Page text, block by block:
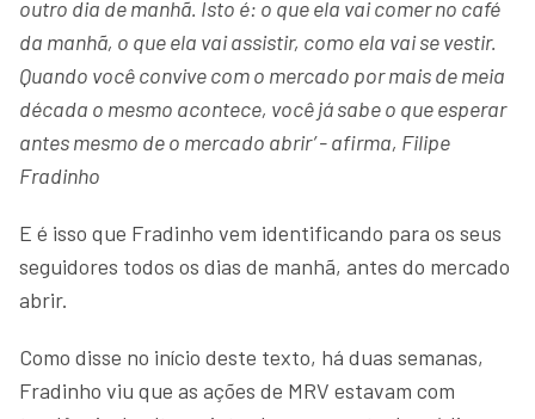
outro dia de manhã. Isto é: o que ela vai comer no café
da manhã, o que ela vai assistir, como ela vai se vestir.
Quando você convive com o mercado por mais de meia
década o mesmo acontece, você já sabe o que esperar
antes mesmo de o mercado abrir’ - afirma, Filipe
Fradinho
E é isso que Fradinho vem identificando para os seus
seguidores todos os dias de manhã, antes do mercado
abrir.
Como disse no início deste texto, há duas semanas,
Fradinho viu que as ações de MRV estavam com